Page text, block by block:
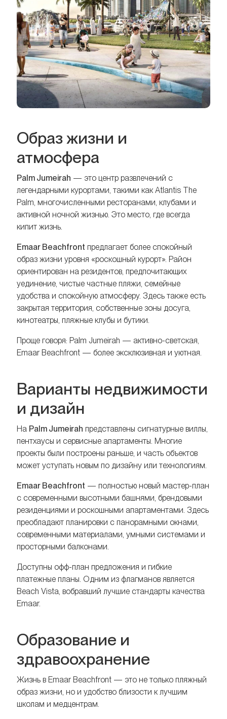
Образ жизни и
атмосфера
Palm Jumeirah — это центр развлечений с
легендарными курортами, такими как Atlantis The
Palm, многочисленными ресторанами, клубами и
активной ночной жизнью. Это место, где всегда
кипит жизнь.
Emaar Beachfront предлагает более спокойный
образ жизни уровня «роскошный курорт». Район
ориентирован на резидентов, предпочитающих
уединение, чистые частные пляжи, семейные
удобства и спокойную атмосферу. Здесь также есть
закрытая территория, собственные зоны досуга,
кинотеатры, пляжные клубы и бутики.
Проще говоря: Palm Jumeirah — активно-светская,
Emaar Beachfront — более эксклюзивная и уютная.
Варианты недвижимости
и дизайн
На Palm Jumeirah представлены сигнатурные виллы,
пентхаусы и сервисные апартаменты. Многие
проекты были построены раньше, и часть объектов
может уступать новым по дизайну или технологиям.
Emaar Beachfront — полностью новый мастер-план
с современными высотными башнями, брендовыми
резиденциями и роскошными апартаментами. Здесь
преобладают планировки с панорамными окнами,
современными материалами, умными системами и
просторными балконами.
Доступны офф-план предложения и гибкие
платежные планы. Одним из флагманов является
Beach Vista, вобравший лучшие стандарты качества
Emaar.
Образование и
здравоохранение
Жизнь в Emaar Beachfront — это не только пляжный
образ жизни, но и удобство близости к лучшим
школам и медцентрам.